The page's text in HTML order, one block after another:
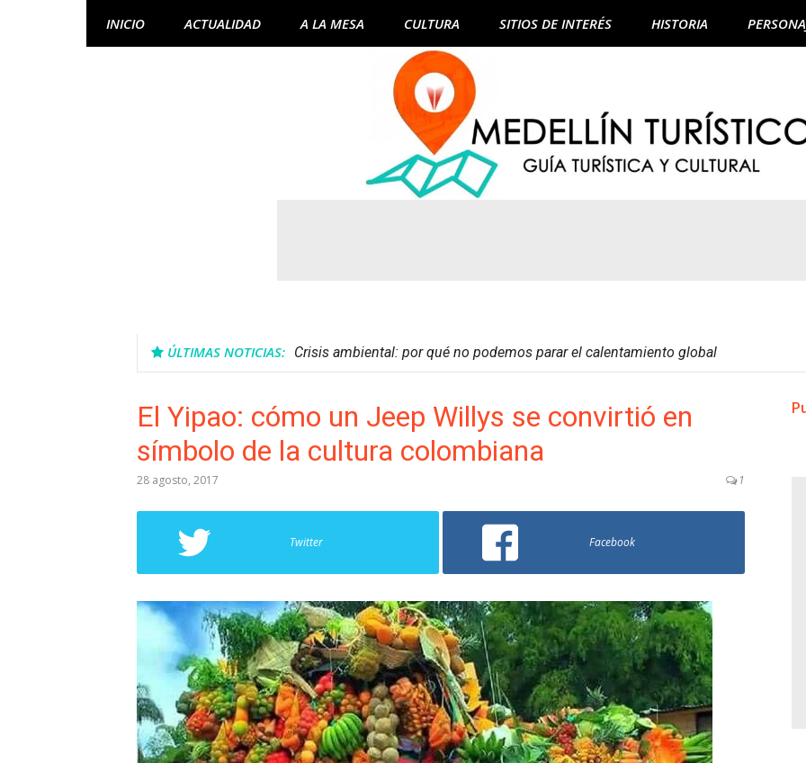
INICIO ACTUALIDAD A LA MESA CULTURA SITIOS DE INTERÉS HISTORIA
ÚLTIMAS NOTICIAS: Crisis ambiental: por qué no podemos parar el calentamiento global
El Yipao: cómo un Jeep Willys se convirtió en
símbolo de la cultura colombiana
28 agosto, 2017 1
Twitter Facebook